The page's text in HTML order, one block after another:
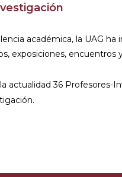
académica, la UAG
exposiciones,
actualidad 36 Profesores-